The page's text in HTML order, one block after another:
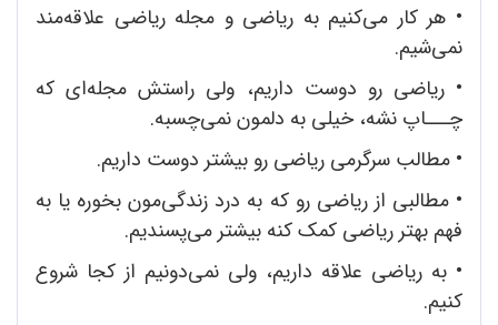
• هر کار می‌کنیم به ریاضی و مجله ریاضی علاقه‌مند
نمی‌شیم.
•ریاضی رو دوست داریم، ولی راستش مجله‌ای که
چـــاپ نشه، خیلی به دلمون نمی‌چسبه.
• مطالب سرگرمی ریاضی رو بیشتر دوست داریم.
•مطالبی از ریاضی رو که به درد زندگی‌مون بخوره یا به
فهم بهتر ریاضی کمک کنه بیشتر می‌پسندیم.
• به ریاضی علاقه داریم، ولی نمی‌دونیم از کجا شروع
کنیم.